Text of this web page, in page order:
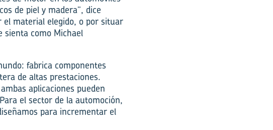
de piel y madera”, dice
el material elegido, o por situar
sienta como Michael
fabrica componentes
de altas prestaciones.
aplicaciones pueden
el sector de la automoción,
para incrementar el